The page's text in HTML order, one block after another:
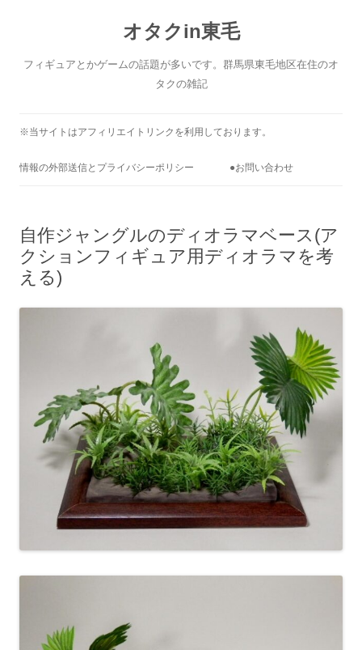
へ
ス
オタクin東毛
フィギュアとかゲームの話題が多いです。群馬県東毛地区在住のオ
タクの雑記
※当サイトはアフィリエイトリンクを利用しております。
情報の外部送信とプライバシーポリシー ●お問い合わせ
自作ジャングルのディオラマベース(ア
クションフィギュア用ディオラマを考
える)